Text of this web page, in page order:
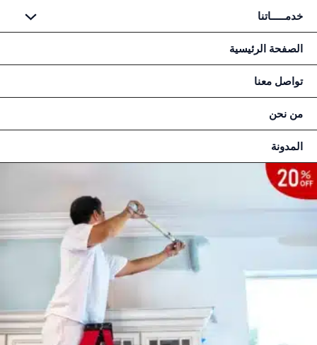
خدمـــــاتنا
الصفحة الرئيسية
تواصل معنا
من نحن
المدونة